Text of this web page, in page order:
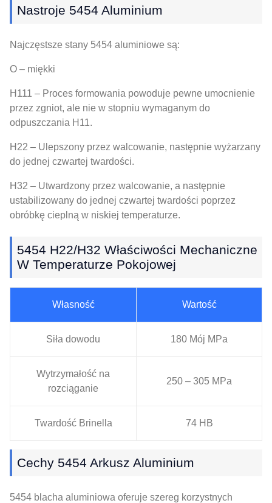
Nastroje 5454 Aluminium
Najczęstsze stany 5454 aluminiowe są:
O – miękki
H111 – Proces formowania powoduje pewne umocnienie
przez zgniot, ale nie w stopniu wymaganym do
odpuszczania H11.
H22 – Ulepszony przez walcowanie, następnie wyżarzany
do jednej czwartej twardości.
H32 – Utwardzony przez walcowanie, a następnie
ustabilizowany do jednej czwartej twardości poprzez
obróbkę cieplną w niskiej temperaturze.
5454 H22/H32 Właściwości Mechaniczne
W Temperaturze Pokojowej
Własność Wartość
Siła dowodu 180 Mój MPa
Wytrzymałość na
rozciąganie
250 – 305 MPa
Twardość Brinella 74 HB
Cechy 5454 Arkusz Aluminium
5454 blacha aluminiowa oferuje szereg korzystnych